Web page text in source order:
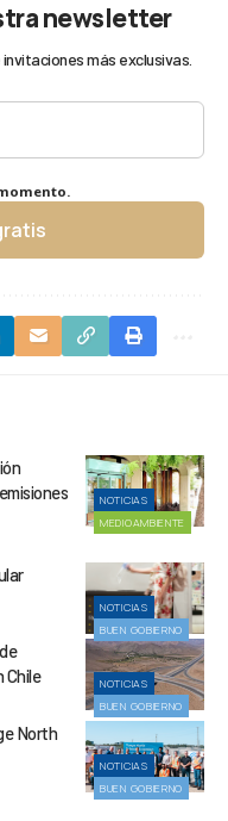
newsletter
más exclusivas.
NOTICIAS
MEDIOAMBIENTE
NOTICIAS
BUEN GOBIERNO
NOTICIAS
BUEN GOBIERNO
Chile
NOTICIAS
BUEN GOBIERNO
North